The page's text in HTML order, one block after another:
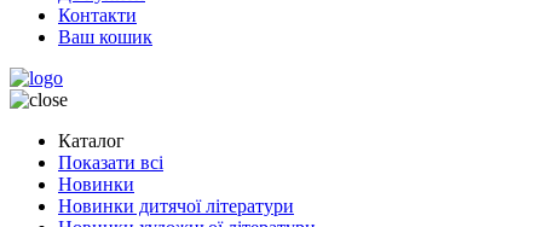
Контакти
Ваш кошик
Каталог
Показати всі
Новинки
Новинки дитячої літератури